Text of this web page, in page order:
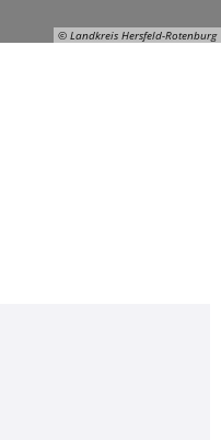
© Landkreis Hersfeld-Rotenburg